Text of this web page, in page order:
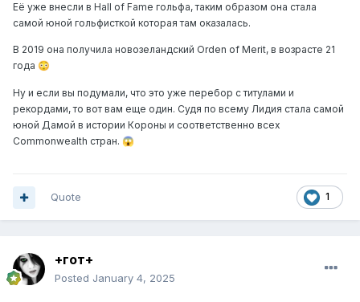
Её уже внесли в Hall of Fame гольфа, таким образом она стала
самой юной гольфисткой которая там оказалась.
В 2019 она получила новозеландский Orden of Merit, в возрасте 21
года 😳
Ну и если вы подумали, что это уже перебор с титулами и
рекордами, то вот вам еще один. Судя по всему Лидия стала самой
юной Дамой в истории Короны и соответственно всех
Commonwealth стран. 😱
1
Quote
+гот+
Posted January 4, 2025